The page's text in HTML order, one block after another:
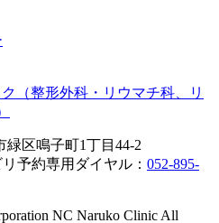
区鳴子町1丁目44-2
リ予約専用ダイヤル： 052-895-
NC Naruko Clinic All